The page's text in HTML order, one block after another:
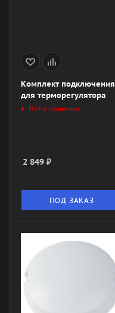
Комплект подключения
для терморегулятора
Нет в наличии
2 849 ₽
ПОД ЗАКАЗ